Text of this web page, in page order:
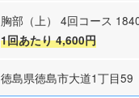
胸部（上） 4回コース
1回あたり 4,600円
徳島県徳島市大道1丁目